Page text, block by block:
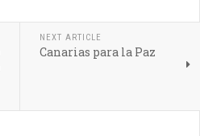
NEXT ARTICLE
Canarias para la Paz